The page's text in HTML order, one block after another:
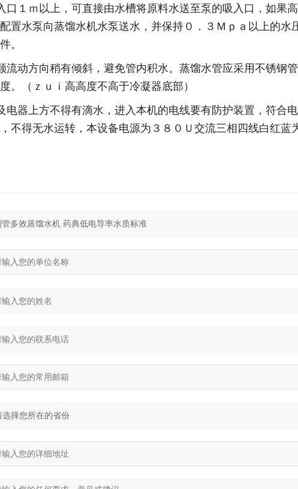
口１ｍ以上，可直接由水槽将原料水送至泵的吸入口，如果
置水泵向蒸馏水机水泵送水，并保持０．３Ｍｐａ以上的水
。
流动方向稍有倾斜，避免管内积水。蒸馏水管应采用不锈钢
。（ｚｕｉ高高度不高于冷凝器底部）
电器上方不得有滴水，进入本机的电线要有防护装置，符合
不得无水运转，本设备电源为３８０Ｕ交流三相四线白红蓝